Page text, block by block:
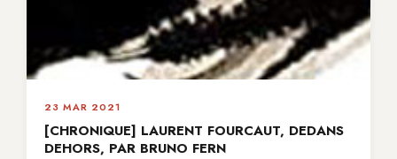
23 MAR 2021
[CHRONIQUE] LAURENT FOURCAUT, DEDANS
DEHORS, PAR BRUNO FERN